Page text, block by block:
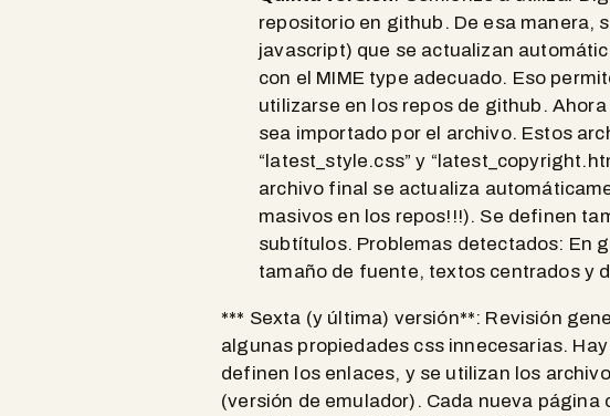
repositorio en github. De esa manera,
javascript) que se actualizan
con el MIME type adecuado. Eso
utilizarse en los repos de github.
sea importado por el archivo. Estos
“latest_style.css” y
archivo final se actualiza
masivos en los repos!!!). Se definen
subtítulos. Problemas detectados: En
tamaño de fuente, textos centrados y
*** Sexta (y última) versión**: Revisión
algunas propiedades css innecesarias.
definen los enlaces, y se utilizan los
(versión de emulador). Cada nueva